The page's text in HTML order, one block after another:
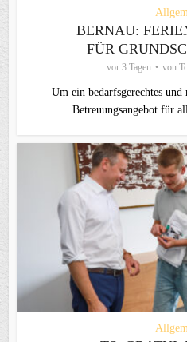
BERNAU:
FÜR
vor 3 Tagen von
Um ein bedarfsgerechtes und
Betreuungsangebot für